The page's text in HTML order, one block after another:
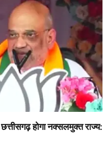
छत्तीसगढ़ होगा नक्सलमुक्त राज्य: